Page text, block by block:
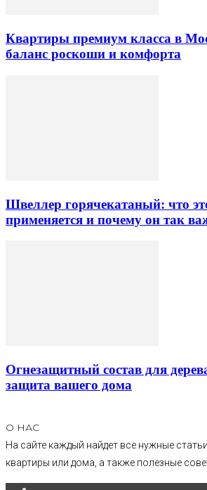
Квартиры премиум класса в
баланс роскоши и комфорта
Швеллер горячекатаный: что
применяется и почему он так
Огнезащитный состав для
защита вашего дома
О НАС
На сайте каждый найдет все нужные
квартиры или дома, а также полезные